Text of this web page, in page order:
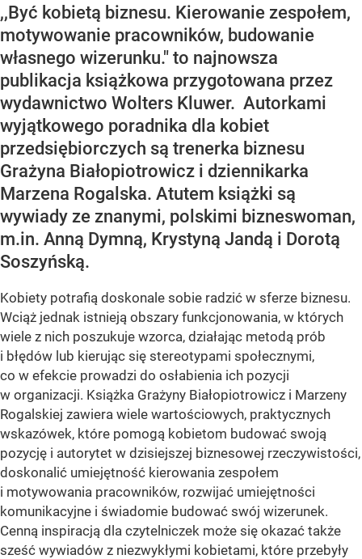
,,Być kobietą biznesu. Kierowanie zespołem,
motywowanie pracowników, budowanie
własnego wizerunku." to najnowsza
publikacja książkowa przygotowana przez
wydawnictwo Wolters Kluwer. Autorkami
wyjątkowego poradnika dla kobiet
przedsiębiorczych są trenerka biznesu
Grażyna Białopiotrowicz i dziennikarka
Marzena Rogalska. Atutem książki są
wywiady ze znanymi, polskimi bizneswoman,
m.in. Anną Dymną, Krystyną Jandą i Dorotą
Soszyńską.
Kobiety potrafią doskonale sobie radzić w sferze biznesu.
Wciąż jednak istnieją obszary funkcjonowania, w których
wiele z nich poszukuje wzorca, działając metodą prób
i błędów lub kierując się stereotypami społecznymi,
co w efekcie prowadzi do osłabienia ich pozycji
w organizacji. Książka Grażyny Białopiotrowicz i Marzeny
Rogalskiej zawiera wiele wartościowych, praktycznych
wskazówek, które pomogą kobietom budować swoją
pozycję i autorytet w dzisiejszej biznesowej rzeczywistości,
doskonalić umiejętność kierowania zespołem
i motywowania pracowników, rozwijać umiejętności
komunikacyjne i świadomie budować swój wizerunek.
Cenną inspiracją dla czytelniczek może się okazać także
sześć wywiadów z niezwykłymi kobietami, które przebyły